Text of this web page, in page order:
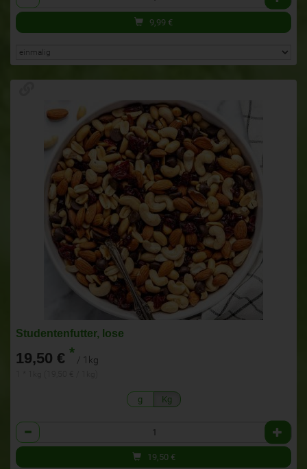
9,99 €
Studentenfutter, lose
19,50 € * / 1kg
g Kg
Anzahl
19,50 €